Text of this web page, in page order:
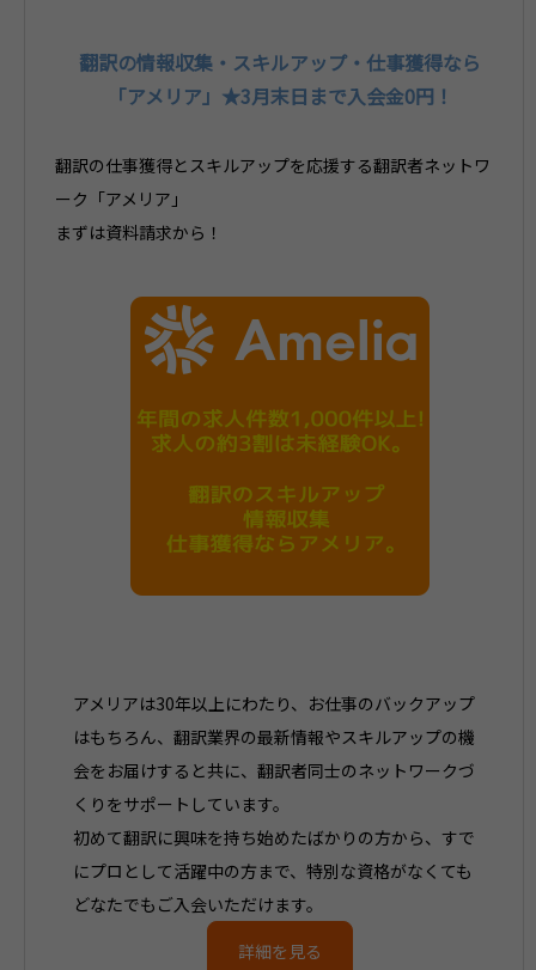
翻訳の情報収集・スキルアップ・仕事獲得なら
「アメリア」★3月末日まで入会金0円！
翻訳の仕事獲得とスキルアップを応援する翻訳者ネットワ
ーク「アメリア」
まずは資料請求から！
アメリアは30年以上にわたり、お仕事のバックアップ
はもちろん、翻訳業界の最新情報やスキルアップの機
会をお届けすると共に、翻訳者同士のネットワークづ
くりをサポートしています。
初めて翻訳に興味を持ち始めたばかりの方から、すで
にプロとして活躍中の方まで、特別な資格がなくても
どなたでもご入会いただけます。
詳細を見る